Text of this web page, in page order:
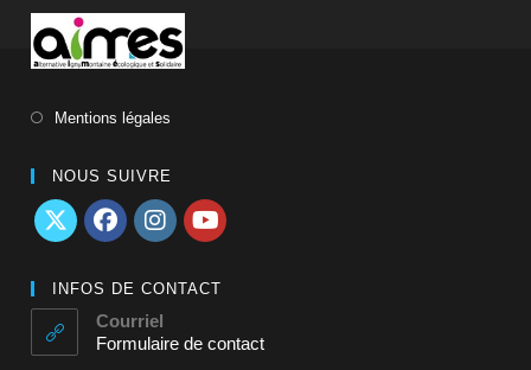
Mentions légales
NOUS SUIVRE
INFOS DE CONTACT
Courriel
Formulaire de contact